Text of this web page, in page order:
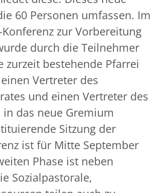
60 Personen umfassen. Im
zur Vorbereitung
durch die Teilnehmer
zurzeit bestehende Pfarrei
Vertreter des
und einen Vertreter des
das neue Gremium
Sitzung der
ist für Mitte September
Phase ist neben
Sozialpastorale,